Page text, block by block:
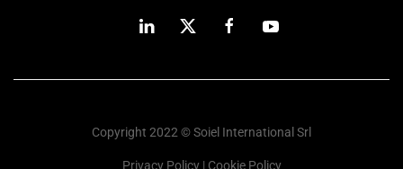
Copyright 2022 © Soiel International Srl